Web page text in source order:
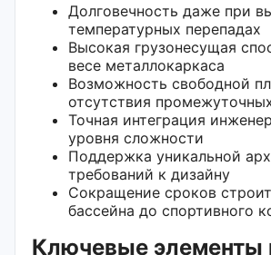
Долговечность даже при
температурных перепадах
Высокая грузонесущая
весе металлокаркаса
Возможность свободной
отсутствия
Точная интеграция
уровня сложности
Поддержка уникальной
требований к дизайну
Сокращение сроков
бассейна до спортивного
Ключевые элементы